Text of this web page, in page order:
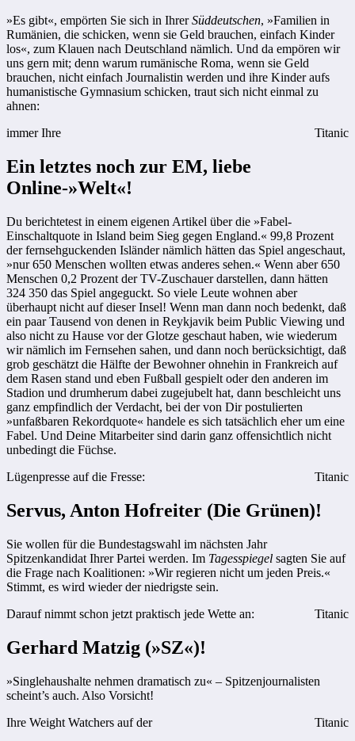
»Es gibt«, empörten Sie sich in IhrerSüddeutschen, »Familien in
Rumänien, die schicken, wenn sie Geld brauchen, einfach Kinder
los«, zum Klauen nach Deutschland nämlich. Und da empören wir
uns gern mit; denn warum rumänische Roma, wenn sie Geld
brauchen, nicht einfach Journalistin werden und ihre Kinder aufs
humanistische Gymnasium schicken, traut sich nicht einmal zu
ahnen:
immer Ihre
Titanic
Ein letztes noch zur EM, liebe
Online-»Welt«!
Du berichtetest in einem eigenen Artikel über die »Fabel-
Einschaltquote in Island beim Sieg gegen England.« 99,8 Prozent
der fernsehguckenden Isländer nämlich hätten das Spiel angeschaut,
»nur 650 Menschen wollten etwas anderes sehen.« Wenn aber 650
Menschen 0,2 Prozent der TV-Zuschauer darstellen, dann hätten
324 350 das Spiel angeguckt. So viele Leute wohnen aber
überhaupt nicht auf dieser Insel! Wenn man dann noch bedenkt, daß
ein paar Tausend von denen in Reykjavik beim Public Viewing und
also nicht zu Hause vor der Glotze geschaut haben, wie wiederum
wir nämlich im Fernsehen sahen, und dann noch berücksichtigt, daß
grob geschätzt die Hälfte der Bewohner ohnehin in Frankreich auf
dem Rasen stand und eben Fußball gespielt oder den anderen im
Stadion und drumherum dabei zugejubelt hat, dann beschleicht uns
ganz empfindlich der Verdacht, bei der von Dir postulierten
»unfaßbaren Rekordquote« handele es sich tatsächlich eher um eine
Fabel. Und Deine Mitarbeiter sind darin ganz offensichtlich nicht
unbedingt die Füchse.
Lügenpresse auf die Fresse:
Titanic
Servus, Anton Hofreiter (Die Grünen)!
Sie wollen für die Bundestagswahl im nächsten Jahr
Spitzenkandidat Ihrer Partei werden. Im Tagesspiegel sagten Sie auf
die Frage nach Koalitionen: »Wir regieren nicht um jeden Preis.«
Stimmt, es wird wieder der niedrigste sein.
Darauf nimmt schon jetzt praktisch jede Wette an:
Titanic
Gerhard Matzig (»SZ«)!
»Singlehaushalte nehmen dramatisch zu« – Spitzenjournalisten
scheint’s auch. Also Vorsicht!
Ihre Weight Watchers auf der
Titanic